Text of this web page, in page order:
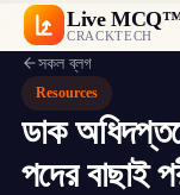
Live
CRACKTECH
সকল ব্লগ
Resources
ডাক
পদের বাছাই